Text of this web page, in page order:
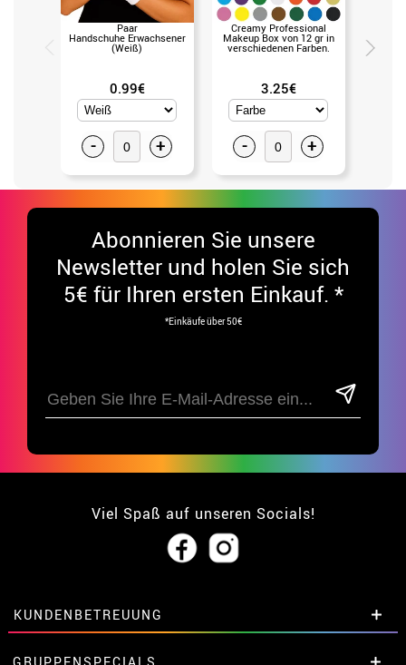
Paar
Handschuhe Erwachsener
(Weiß)
0.99€
- +
Creamy Professional
Makeup Box von 12 gr in
verschiedenen Farben.
3.25€
- +
mit
Abonnieren Sie unsere
Newsletter und holen Sie sich
5€ für Ihren ersten Einkauf. *
*Einkäufe über 50€
Viel Spaß auf unseren Socials!
KUNDENBETREUUNG
• Über uns